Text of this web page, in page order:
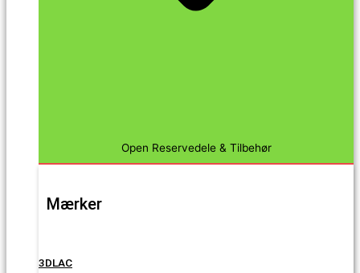
Open Reservedele & Tilbehør
Mærker
3DLAC